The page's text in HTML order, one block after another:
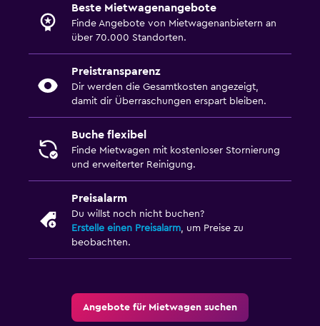
Beste Mietwagenangebote
Finde Angebote von Mietwagenanbietern an
über 70.000 Standorten.
Preistransparenz
Dir werden die Gesamtkosten angezeigt,
damit dir Überraschungen erspart bleiben.
Buche flexibel
Finde Mietwagen mit kostenloser Stornierung
und erweiterter Reinigung.
Preisalarm
Du willst noch nicht buchen?
Erstelle einen Preisalarm, um Preise zu
beobachten.
Angebote für Mietwagen suchen